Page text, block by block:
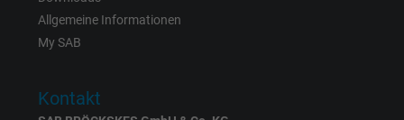
Anbieter
Allgemeine Informationen
My SAB
Kontakt